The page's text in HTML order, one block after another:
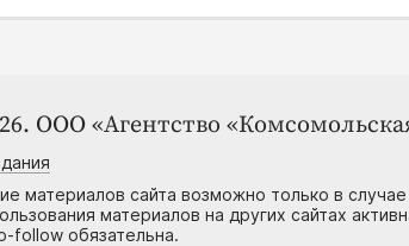
ООО «Агентство
материалов сайта возможно только в
материалов на других сайтах
follow обязательна.